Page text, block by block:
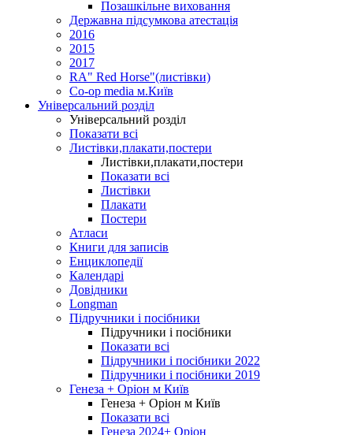
Позашкільне виховання
Державна підсумкова атестація
2016
2015
2017
RA" Red Horse"(листівки)
Co-op media м.Київ
Універсальний розділ
Універсальний розділ
Показати всі
Листівки,плакати,постери
Листівки,плакати,постери
Показати всі
Листівки
Плакати
Постери
Атласи
Книги для записів
Енциклопедії
Календарі
Довідники
Longman
Підручники і посібники
Підручники і посібники
Показати всі
Підручники і посібники 2022
Підручники і посібники 2019
Генеза + Оріон м Київ
Генеза + Оріон м Київ
Показати всі
Генеза 2024+ Оріон